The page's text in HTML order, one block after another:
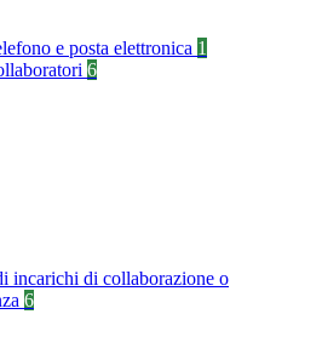
e posta elettronica 1
6
incarichi di collaborazione o
6